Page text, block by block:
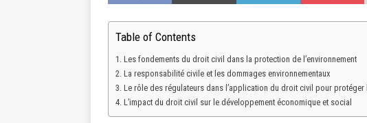
Table of Contents
Les fondements du droit civil dans la protection de l’environnement
La responsabilité civile et les dommages environnementaux
Le rôle des régulateurs dans l’application du droit civil pour protéger
L’impact du droit civil sur le développement économique et social